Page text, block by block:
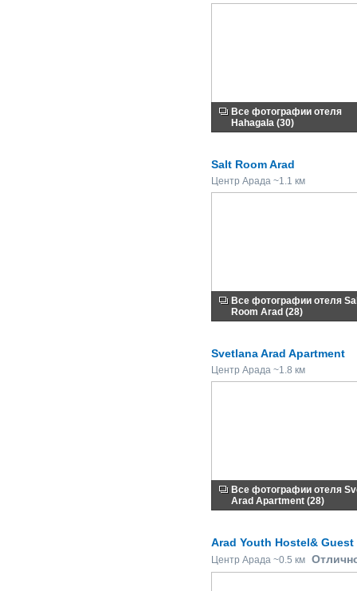
Все фотографии отеля
Hahagala (30)
Salt Room Arad
Центр Арада ~1.1 км
Все фотографии отеля
Room Arad (28)
Svetlana Arad Apartment
Центр Арада ~1.8 км
Все фотографии отеля
Arad Apartment (28)
Arad Youth Hostel& Guest
Центр Арада ~0.5 км